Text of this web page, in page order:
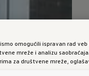
omogućili ispravan rad
mreže i analizu
za društvene mreže,